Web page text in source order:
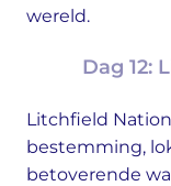
wereld.
Dag 12:
Litchfield
bestemming,
betoverende